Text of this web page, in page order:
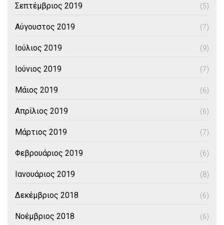
Σεπτέμβριος 2019 (5)
Αύγουστος 2019 (7)
Ιούλιος 2019 (9)
Ιούνιος 2019 (7)
Μάιος 2019 (6)
Απρίλιος 2019 (6)
Μάρτιος 2019 (7)
Φεβρουάριος 2019 (6)
Ιανουάριος 2019 (8)
Δεκέμβριος 2018 (6)
Νοέμβριος 2018 (6)